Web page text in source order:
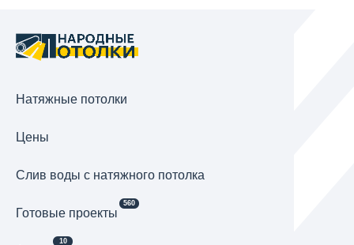
Натяжные потолки
Цены
Cлив воды с натяжного потолка
Готовые проекты
560
10